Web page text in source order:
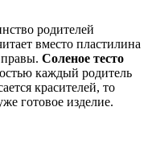
родителей
вместо пластилина
Соленое тесто
каждый родитель
красителей, то
готовое изделие.